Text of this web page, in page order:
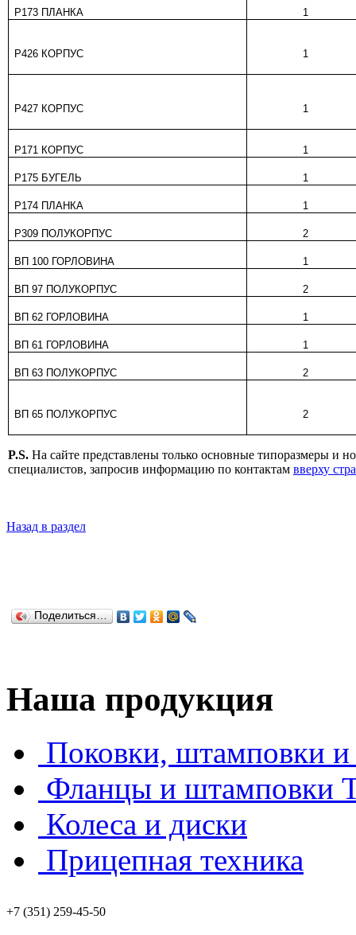
Р173 ПЛАНКА 1
Р426 КОРПУС 1
Р427 КОРПУС 1
Р171 КОРПУС 1
Р175 БУГЕЛЬ 1
Р174 ПЛАНКА 1
P309 ПОЛУКОРПУС 2
ВП 100 ГОРЛОВИНА 1
ВП 97 ПОЛУКОРПУС 2
ВП 62 ГОРЛОВИНА 1
ВП 61 ГОРЛОВИНА 1
ВП 63 ПОЛУКОРПУС 2
ВП 65 ПОЛУКОРПУС 2
P.S. На сайте представлены только основные типоразмеры
специалистов, запросив информацию по контактам вверху
Назад в раздел
Поделиться…
Наша продукция
Поковки, штамповки и
Фланцы и штамповки
Колеса и диски
Прицепная техника
+7 (351) 259-45-50